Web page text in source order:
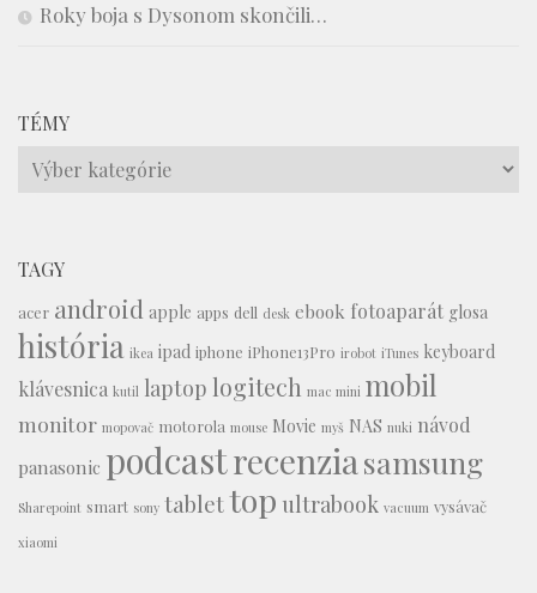
Roky boja s Dysonom skončili…
TÉMY
Témy
TAGY
acer android apple apps dell desk ebook fotoaparát glosa
história ikea ipad iphone iPhone13Pro irobot iTunes keyboard
klávesnica kutil laptop logitech mac mini mobil
monitor mopovač motorola mouse Movie myš NAS nuki návod
panasonic podcastrecenziasamsung
Sharepoint smart sony tablettop ultrabook vacuum vysávač
xiaomi